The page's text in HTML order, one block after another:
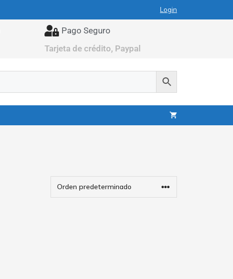
Login
Pago Seguro
Tarjeta de crédito, Paypal